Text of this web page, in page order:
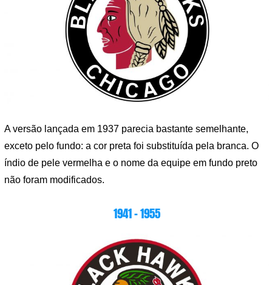
A versão lançada em 1937 parecia bastante semelhante,
exceto pelo fundo: a cor preta foi substituída pela branca. O
índio de pele vermelha e o nome da equipe em fundo preto
não foram modificados.
1941 – 1955